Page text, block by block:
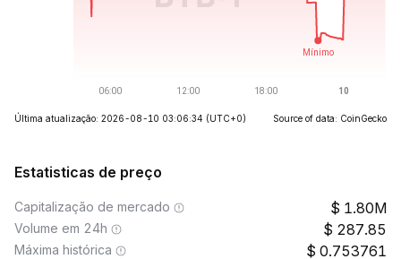
Última atualização: 2026-08-10 03:06:34 (UTC+0) Source of data: CoinGecko
Estatisticas de preço
Capitalização de mercado 1.80M
Volume em 24h 287.85
Máxima histórica 0.753761